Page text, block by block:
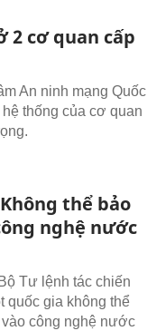
2 cơ quan cấp
An ninh mạng Quốc
thống của cơ quan
thể bảo
nghệ nước
Tư lệnh tác chiến
quốc gia không thể
vào công nghệ nước